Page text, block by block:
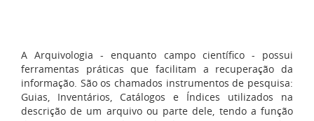
A Arquivologia - enquanto campo científico - possui
ferramentas práticas que facilitam a recuperação da
informação. São os chamados instrumentos de pesquisa:
Guias, Inventários, Catálogos e Índices utilizados na
descrição de um arquivo ou parte dele, tendo a função